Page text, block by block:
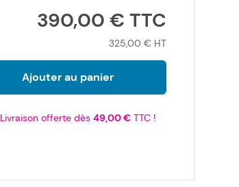
390,00 €
325,00 €
Ajouter au panier
Livraison offerte dès 49,00 €TTC !